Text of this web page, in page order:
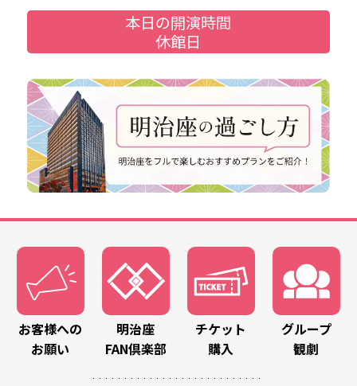
本日の開演時間
休館日
お客様への
お願い
明治座
FAN倶楽部
チケット
購入
グループ
観劇